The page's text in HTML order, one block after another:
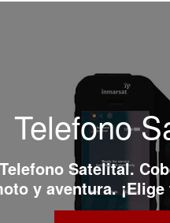
Telefono
Telefono Satelital.
y aventura.